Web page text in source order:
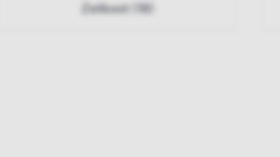
Zeilboot (18)